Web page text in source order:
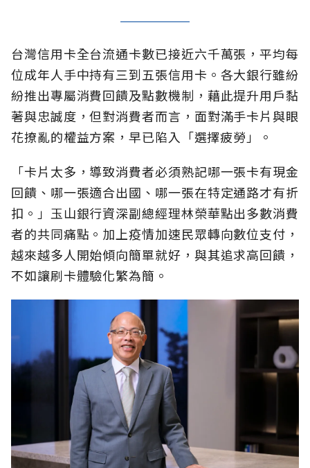
台灣信用卡全台流通卡數已接近六千萬張，平均每
位成年人手中持有三到五張信用卡。各大銀行雖紛
紛推出專屬消費回饋及點數機制，藉此提升用戶黏
著與忠誠度，但對消費者而言，面對滿手卡片與眼
花撩亂的權益方案，早已陷入「選擇疲勞」。
「卡片太多，導致消費者必須熟記哪一張卡有現金
回饋、哪一張適合出國、哪一張在特定通路才有折
扣。」玉山銀行資深副總經理林榮華點出多數消費
者的共同痛點。加上疫情加速民眾轉向數位支付，
越來越多人開始傾向簡單就好，與其追求高回饋，
不如讓刷卡體驗化繁為簡。